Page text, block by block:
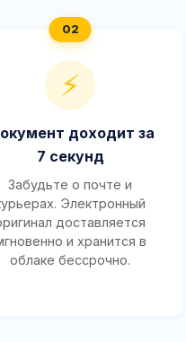
⚡
доходит за
7 секунд
Забудьте о почте и
Электронный
доставляется
и хранится в
облаке бессрочно.